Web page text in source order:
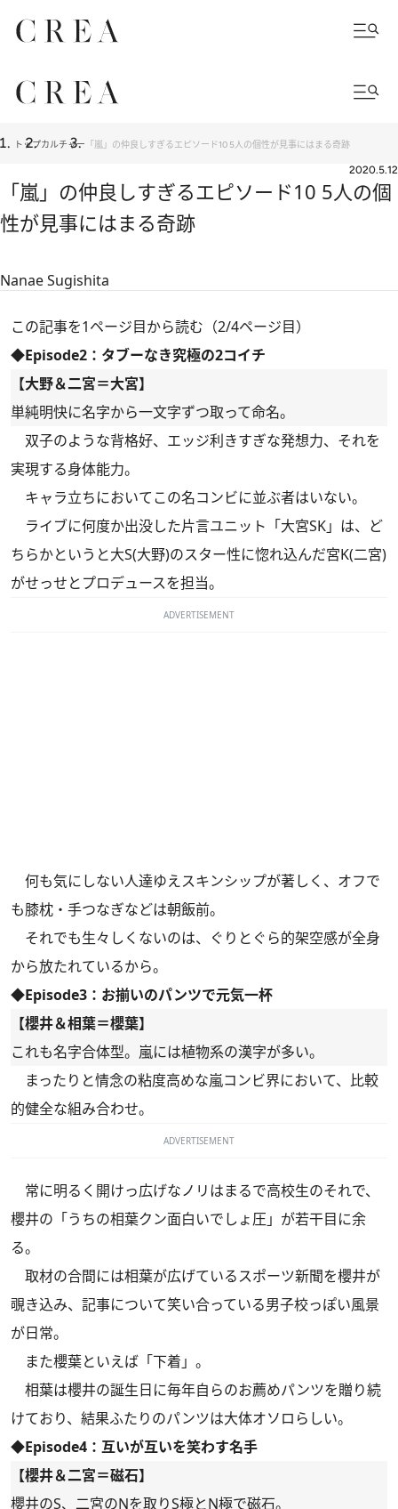
トップカルチャー 「嵐」の仲良しすぎるエピソード10 5人の個性が見事にはまる奇跡
2020.5.12
「嵐」の仲良しすぎるエピソード10 5人の個
性が見事にはまる奇跡
Nanae Sugishita
この記事を1ページ目から読む（2/4ページ目）
◆Episode2：タブーなき究極の2コイチ
【大野＆二宮＝大宮】
単純明快に名字から一文字ずつ取って命名。
双子のような背格好、エッジ利きすぎな発想力、それを
実現する身体能力。
キャラ立ちにおいてこの名コンビに並ぶ者はいない。
ライブに何度か出没した片言ユニット「大宮SK」は、ど
ちらかというと大S(大野)のスター性に惚れ込んだ宮K(二宮)
がせっせとプロデュースを担当。
ADVERTISEMENT
何も気にしない人達ゆえスキンシップが著しく、オフで
も膝枕・手つなぎなどは朝飯前。
それでも生々しくないのは、ぐりとぐら的架空感が全身
から放たれているから。
◆Episode3：お揃いのパンツで元気一杯
【櫻井＆相葉＝櫻葉】
これも名字合体型。嵐には植物系の漢字が多い。
まったりと情念の粘度高めな嵐コンビ界において、比較
的健全な組み合わせ。
ADVERTISEMENT
常に明るく開けっ広げなノリはまるで高校生のそれで、
櫻井の「うちの相葉クン面白いでしょ圧」が若干目に余
る。
取材の合間には相葉が広げているスポーツ新聞を櫻井が
覗き込み、記事について笑い合っている男子校っぽい風景
が日常。
また櫻葉といえば「下着」。
相葉は櫻井の誕生日に毎年自らのお薦めパンツを贈り続
けており、結果ふたりのパンツは大体オソロらしい。
◆Episode4：互いが互いを笑わす名手
【櫻井＆二宮＝磁石】
櫻井のS、二宮のNを取りS極とN極で磁石。